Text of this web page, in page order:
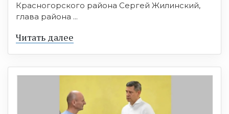
Красногорского района Сергей Жилинский,
глава района ...
Читать далее